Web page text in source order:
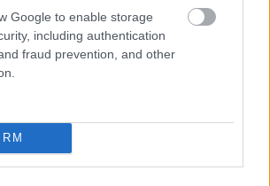
Google to enable storage
including authentication
fraud prevention, and other
egy üvegfüggöny, ami egy
eszköz. A 24 tonnás alkotás
Géza készítetteés hajóval
Marótiról a helyi könyvtár